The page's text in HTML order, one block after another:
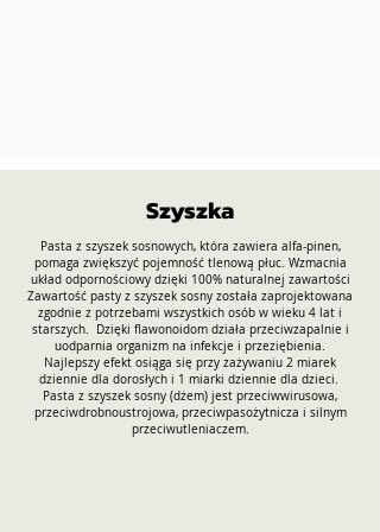
Szyszka
Pasta z szyszek sosnowych, która zawiera alfa-pinen,
pomaga zwiększyć pojemność tlenową płuc. Wzmacnia
układ odpornościowy dzięki 100% naturalnej zawartości
Zawartość pasty z szyszek sosny została zaprojektowana
zgodnie z potrzebami wszystkich osób w wieku 4 lat i
starszych.
Dzięki flawonoidom działa przeciwzapalnie i
uodparnia organizm na infekcje i przeziębienia.
Najlepszy efekt osiąga się przy zażywaniu 2 miarek
dziennie dla dorosłych i 1 miarki dziennie dla dzieci.
Pasta z szyszek sosny (dżem) jest przeciwwirusowa,
przeciwdrobnoustrojowa, przeciwpasożytnicza i silnym
przeciwutleniaczem.